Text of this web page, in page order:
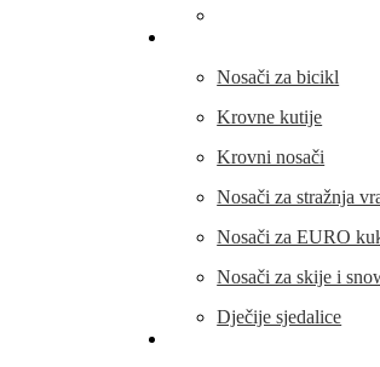
Nosači za bicikl
Krovne kutije
Krovni nosači
Nosači za stražnja
Nosači za EURO
Nosači za skije i
Dječije sjedalice